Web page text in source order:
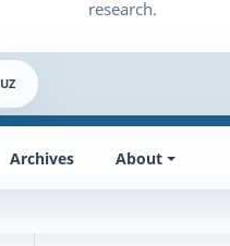
UZ
Archives About